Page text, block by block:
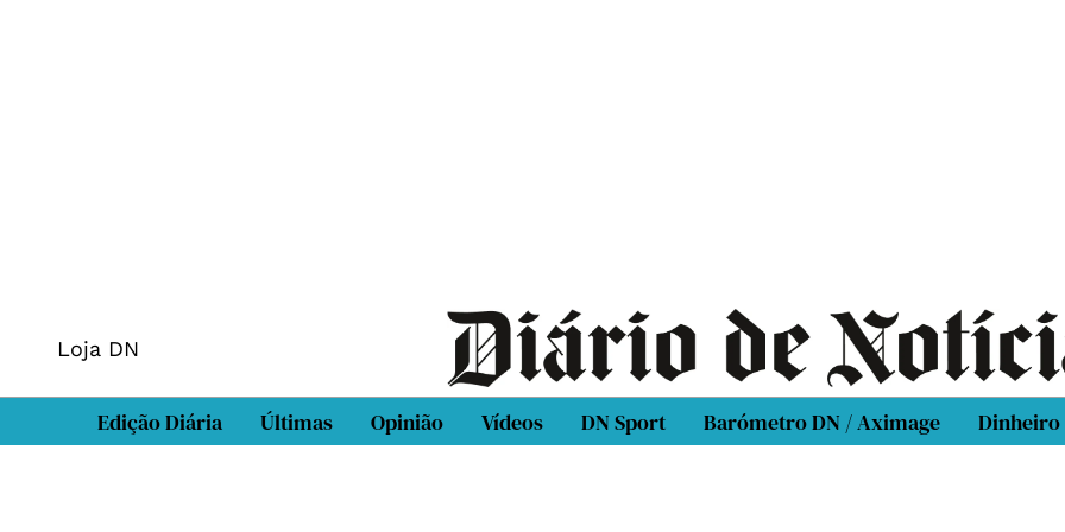
Loja DN
Edição Diária Últimas Opinião Vídeos DN Sport Barómetro DN / Aximage Dinheiro